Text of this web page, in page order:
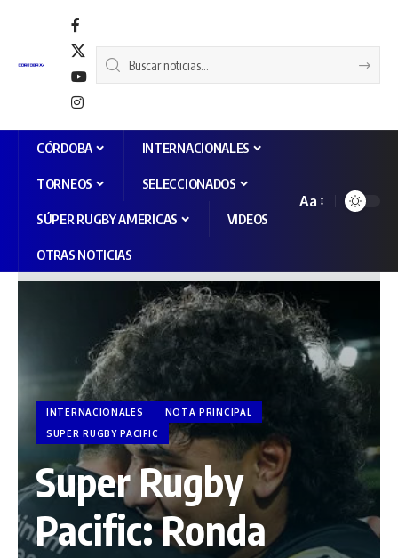
CÓRDOBA INTERNACIONALES
TORNEOS SELECCIONADOS
SÚPER RUGBY AMERICAS VIDEOS
OTRAS NOTICIAS
Aa
INTERNACIONALES
NOTA PRINCIPAL
SUPER RUGBY PACIFIC
Super Rugby
Pacific: Ronda